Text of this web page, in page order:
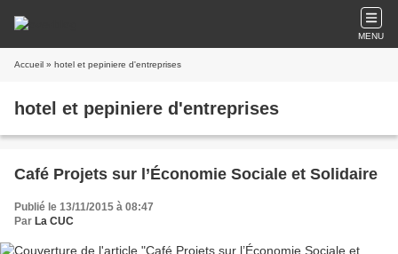
MENU
Accueil » hotel et pepiniere d'entreprises
hotel et pepiniere d'entreprises
Café Projets sur l’Économie Sociale et Solidaire
Publié le 13/11/2015 à 08:47
Par La CUC